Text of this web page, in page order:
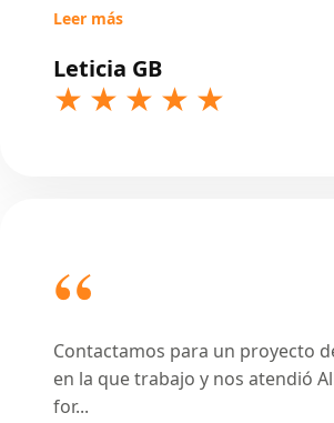
Leticia GB
Leer más
Contactamos para un proyecto
en la que trabajo y nos atendió
for...